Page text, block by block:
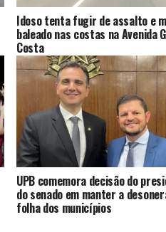
Idoso tenta fugir de assalto e
baleado nas costas na Avenida
Costa
UPB comemora decisão do
do senado em manter a
folha dos municípios